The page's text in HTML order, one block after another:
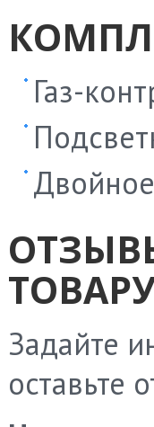
Газ-
Задайте
оставьте